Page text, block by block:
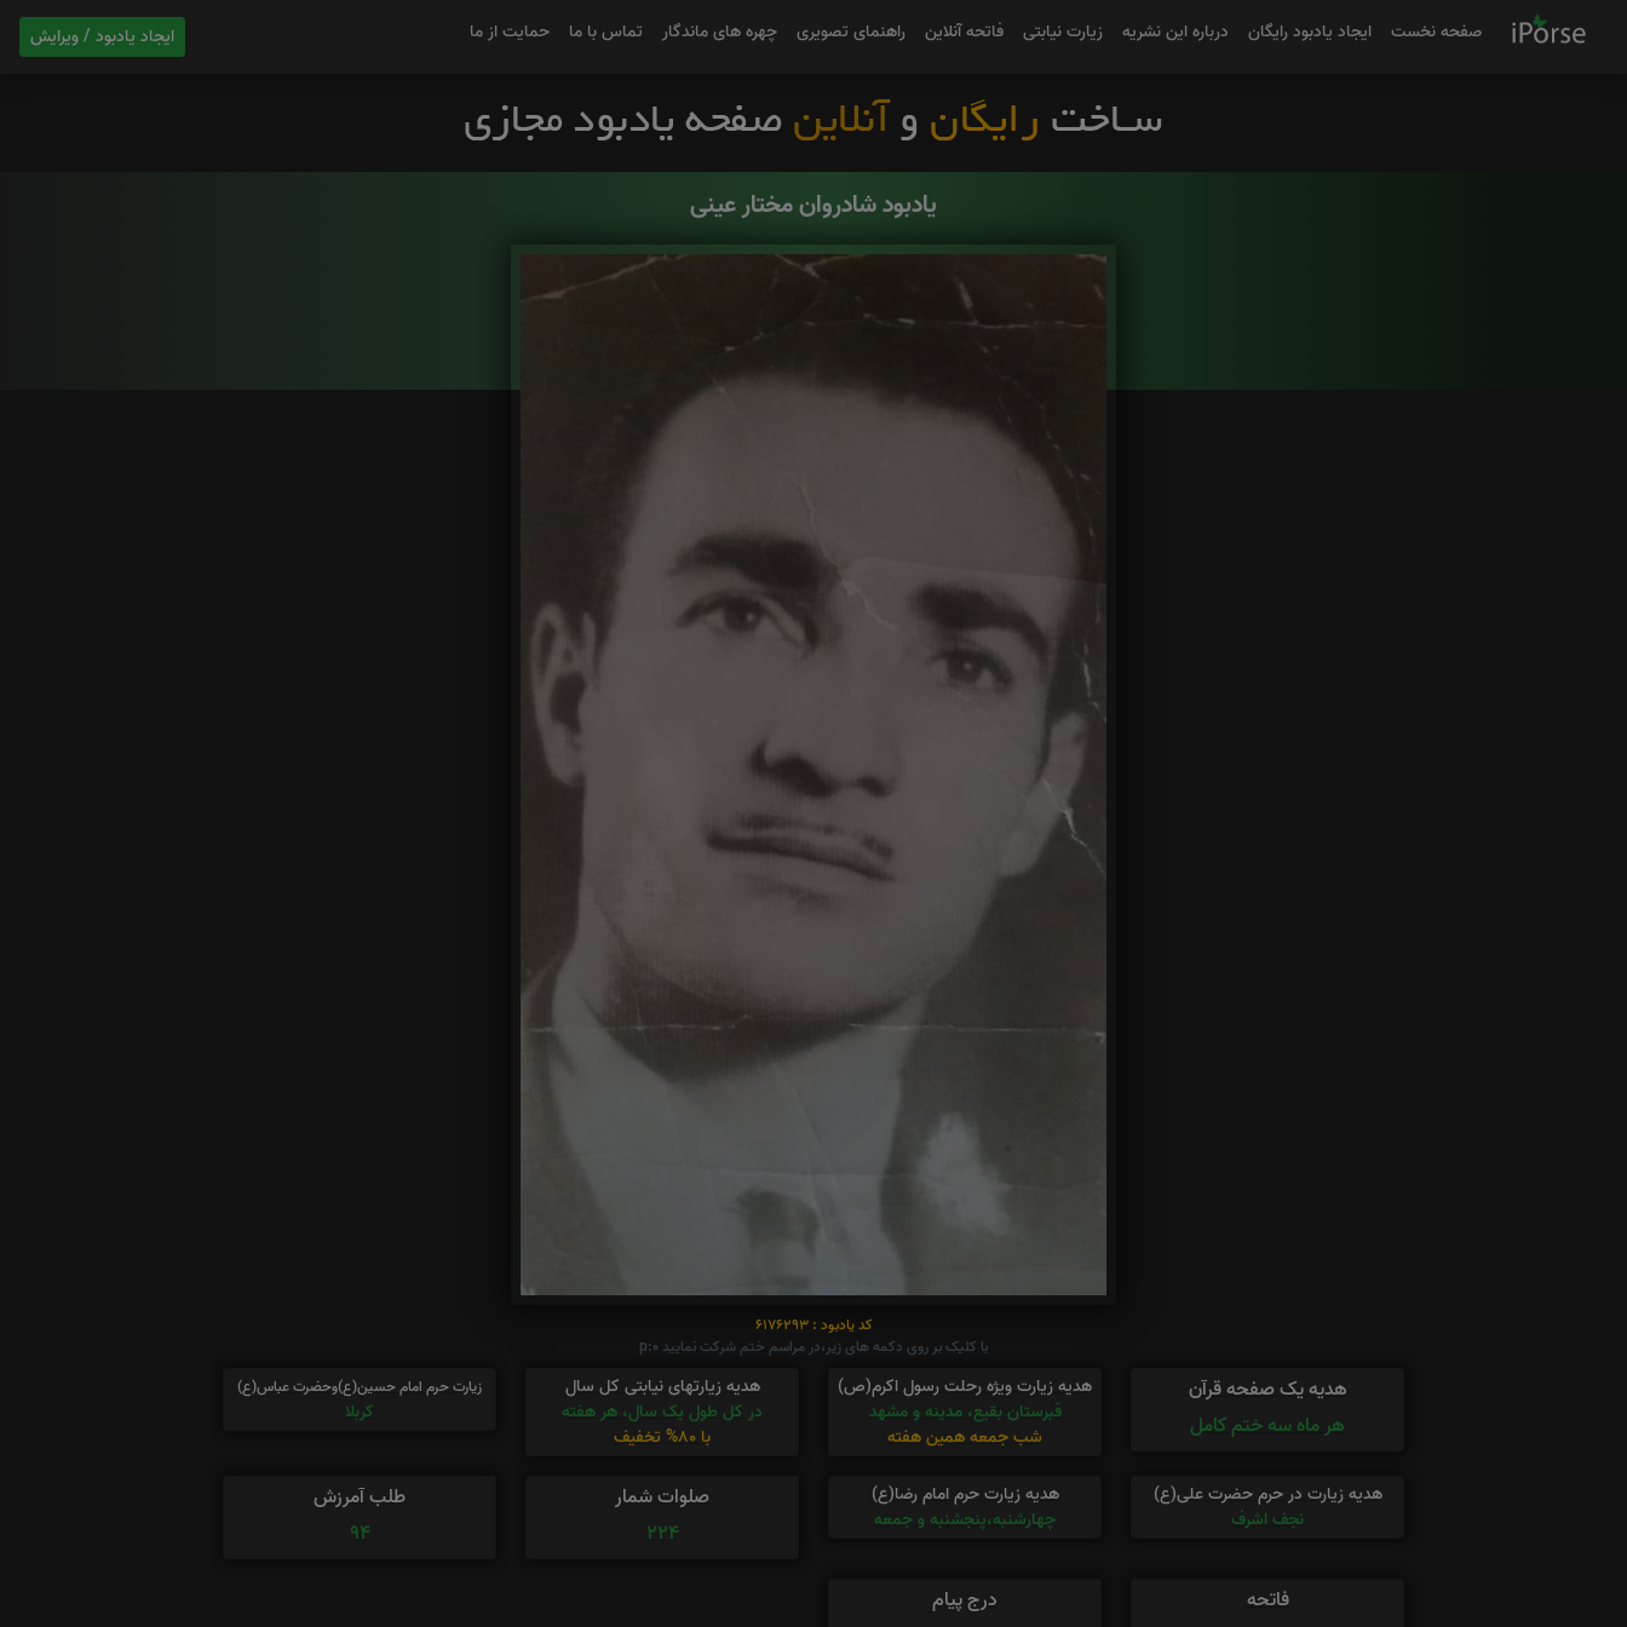
ایجاد یادبود / ویرایش صفحه نخست ایجاد یادبود رایگان درباره این نشریه زیارت نیابتی فاتحه آنلاین راهنمای تصویری چهره های ماندگار تماس با ما حمایت از ما
یادبود شادروان مختار عینی
کد یادبود : 6176293
با کلیک بر روی دکمه های زیر،در مراسم ختم شرکت نمایید p:0
هدیه یک صفحه قرآن
هر ماه سه ختم کامل
هدیه زیارت ویژه رحلت رسول اکرم(ص)
قبرستان بقیع، مدینه و مشهد
شب جمعه همین هفته
هدیه زیارتهای نیابتی کل سال
در کل طول یک سال، هر هفته
با 80% تخفیف
زیارت حرم امام حسین(ع)وحضرت عباس(ع)
کربلا
هدیه زیارت در حرم حضرت علی(ع)
نجف اشرف
هدیه زیارت حرم امام رضا(ع)
چهارشنبه،پنجشنبه و جمعه
صلوات شمار
224
طلب آمرزش
94
فاتحه
درج پیام